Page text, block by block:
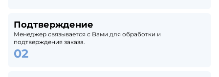
Подтверждение
Менеджер связывается с Вами для обработки и
подтверждения заказа.